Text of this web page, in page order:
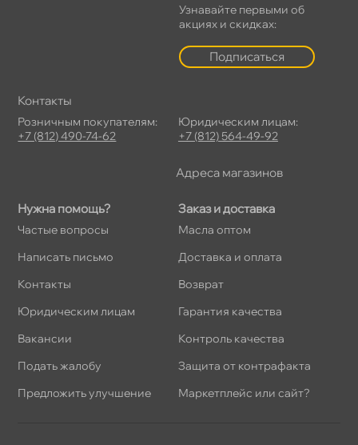
Нужна помощь?
Частые вопросы
Написать письмо
Контакты
Юридическим лицам
акансии
Подать жалобу
Предложить улучшение
Заказ и доставка
Масла оптом
Доставка и оплата
озврат
Гарантия качества
Контроль качества
Защита от контрафакта
Маркетплейс или сайт?
Узнавайте первыми о
акциях и скидках:
Подписаться
Контакты
Розничным покупателям:
+7 (812) 490-74-62
Юридическим лицам:
+7 (812) 564-49-92
Адреса магазино